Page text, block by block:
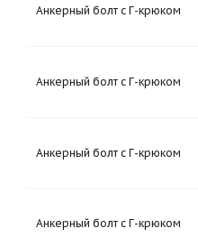
Анкерный болт с Г-крюком
Анкерный болт с Г-крюком
Анкерный болт с Г-крюком
Анкерный болт с Г-крюком